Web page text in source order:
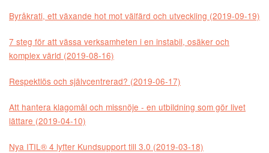
Byråkrati, ett växande hot mot välfärd och utveckling (2019-09-19)
7 steg för att vässa verksamheten i en instabil, osäker och
komplex värld (2019-08-16)
Respektlös och självcentrerad? (2019-06-17)
Att hantera klagomål och missnöje - en utbildning som gör livet
lättare (2019-04-10)
Nya ITIL® 4 lyfter Kundsupport till 3.0 (2019-03-18)